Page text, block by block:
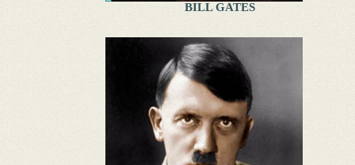
BILL GATES